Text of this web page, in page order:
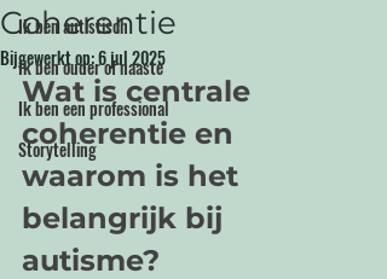
Ik ben autistisch
Ik ben ouder of naaste
Ik ben een professional
Storytelling
Coherentie
Bijgewerkt op:6 jul 2025
Wat is centrale
coherentie en
waarom is het
belangrijk bij
autisme?